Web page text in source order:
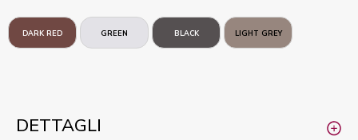
DARK RED GREEN BLACK LIGHT GREY
DETTAGLI